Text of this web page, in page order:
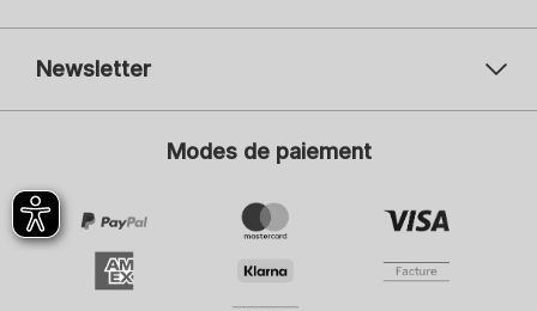
Newsletter
S'inscrire
Je suis intéressé par :
Mode masculine
Mode enfantine
ADIDAS
Modes de paiement